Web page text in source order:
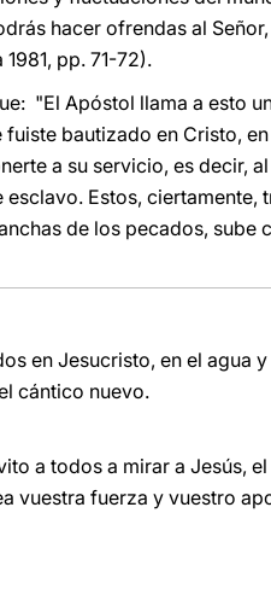
hacer ofrendas al
1981, pp. 71-72).
"El Apóstol llama a esto
bautizado en Cristo,
a su servicio, es decir,
Estos, ciertamente,
de los pecados, sube
en Jesucristo, en el agua
cántico nuevo.
a todos a mirar a Jesús,
vuestra fuerza y vuestro